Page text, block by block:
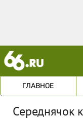
ГЛАВНОЕ
Середнячок